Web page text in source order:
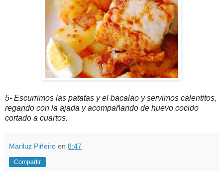
5- Escurrimos las patatas y el bacalao y servimos calentitos,
regando con la ajada y acompañando de huevo cocido
cortado a cuartos.
Mariluz Piñeiro en 8:47
Compartir